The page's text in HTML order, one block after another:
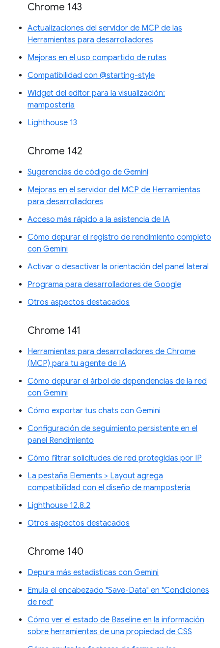
Chrome 143
Actualizaciones del servidor de MCP de las
Herramientas para desarrolladores
Mejoras en el uso compartido de rutas
Compatibilidad con @starting-style
Widget del editor para la visualización:
mampostería
Lighthouse 13
Chrome 142
Sugerencias de código de Gemini
Mejoras en el servidor del MCP de Herramientas
para desarrolladores
Acceso más rápido a la asistencia de IA
Cómo depurar el registro de rendimiento completo
con Gemini
Activar o desactivar la orientación del panel lateral
Programa para desarrolladores de Google
Otros aspectos destacados
Chrome 141
Herramientas para desarrolladores de Chrome
(MCP) para tu agente de IA
Cómo depurar el árbol de dependencias de la red
con Gemini
Cómo exportar tus chats con Gemini
Configuración de seguimiento persistente en el
panel Rendimiento
Cómo filtrar solicitudes de red protegidas por IP
La pestaña Elements > Layout agrega
compatibilidad con el diseño de mampostería
Lighthouse 12.8.2
Otros aspectos destacados
Chrome 140
Depura más estadísticas con Gemini
Emula el encabezado "Save-Data" en "Condiciones
de red"
Cómo ver el estado de Baseline en la información
sobre herramientas de una propiedad de CSS